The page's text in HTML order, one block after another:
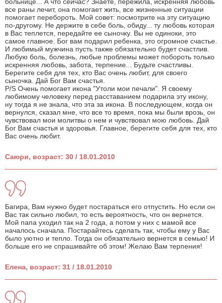
больнице... А что сейчас? Знаете, пережила, искренняя любовь
все раны лечит, она помогает жить, все жизненные ситуации
помогает перебороть. Мой совет: посмотрите на эту ситуацию
по-другому. Не держите в себе боль, обиду... ту любовь которая
в Вас теплется, передайте ее сыночку. Вы не одиноки, это
самое главное. Бог вам подарил ребенка, это огромное счастье.
И любимый мужчина пусть также обязательно будет счастлив.
Любую боль, болезнь, любые проблемы может побороть только
искренняя любовь, забота, терпение... Будьте счастливы.
Берегите себя для тех, кто Вас очень любит, для своего
сыночка. Дай Бог Вам счастья.
P/S Очень помогает икона "Утоли мои печали". Я своему
любимому человеку перед расставанием подарила эту икону,
ну тогда я не знала, что эта за икона. В последующем, когда он
вернулся, сказал мне, что все то время, пока мы были врозь, он
чувствовал мои молитвы о нем и чувствовал мою любовь. Дай
Бог Вам счастья и здоровья. Главное, берегите себя для тех, кто
Вас очень любит.
Саюри, возраст: 30 / 18.01.2010
Багира, Вам нужно будет постараться его отпустить. Но если он
Вас так сильно любил, то есть вероятность, что он вернется.
Мой папа уходил так на 2 года, а потом у них с мамой все
началось сначала. Постарайтесь сделать так, чтобы ему у Вас
было уютно и тепло. Тогда он обязательно вернется в семью! И
больше его не спрашивайте об этом! Желаю Вам терпения!
Елена, возраст: 31 / 18.01.2010